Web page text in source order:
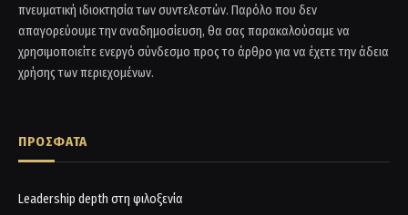
πνευματική ιδιοκτησία των συντελεστών. Παρόλο που δεν
απαγορεύουμε την αναδημοσίευση, θα σας παρακαλούσαμε να
χρησιμοποιείτε ενεργό σύνδεσμο προς το άρθρο για να έχετε την άδεια
χρήσης των περιεχομένων.
ΠΡΟΣΦΑΤΑ
Leadership depth στη φιλοξενία